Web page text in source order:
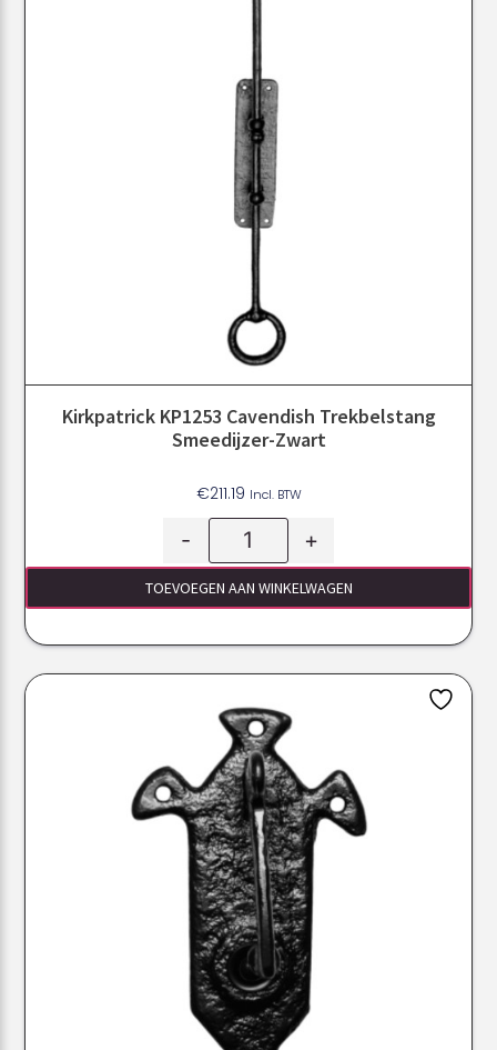
Kirkpatrick KP1253 Cavendish Trekbelstang
Smeedijzer-Zwart
€211.19 Incl. BTW
- +
TOEVOEGEN AAN WINKELWAGEN